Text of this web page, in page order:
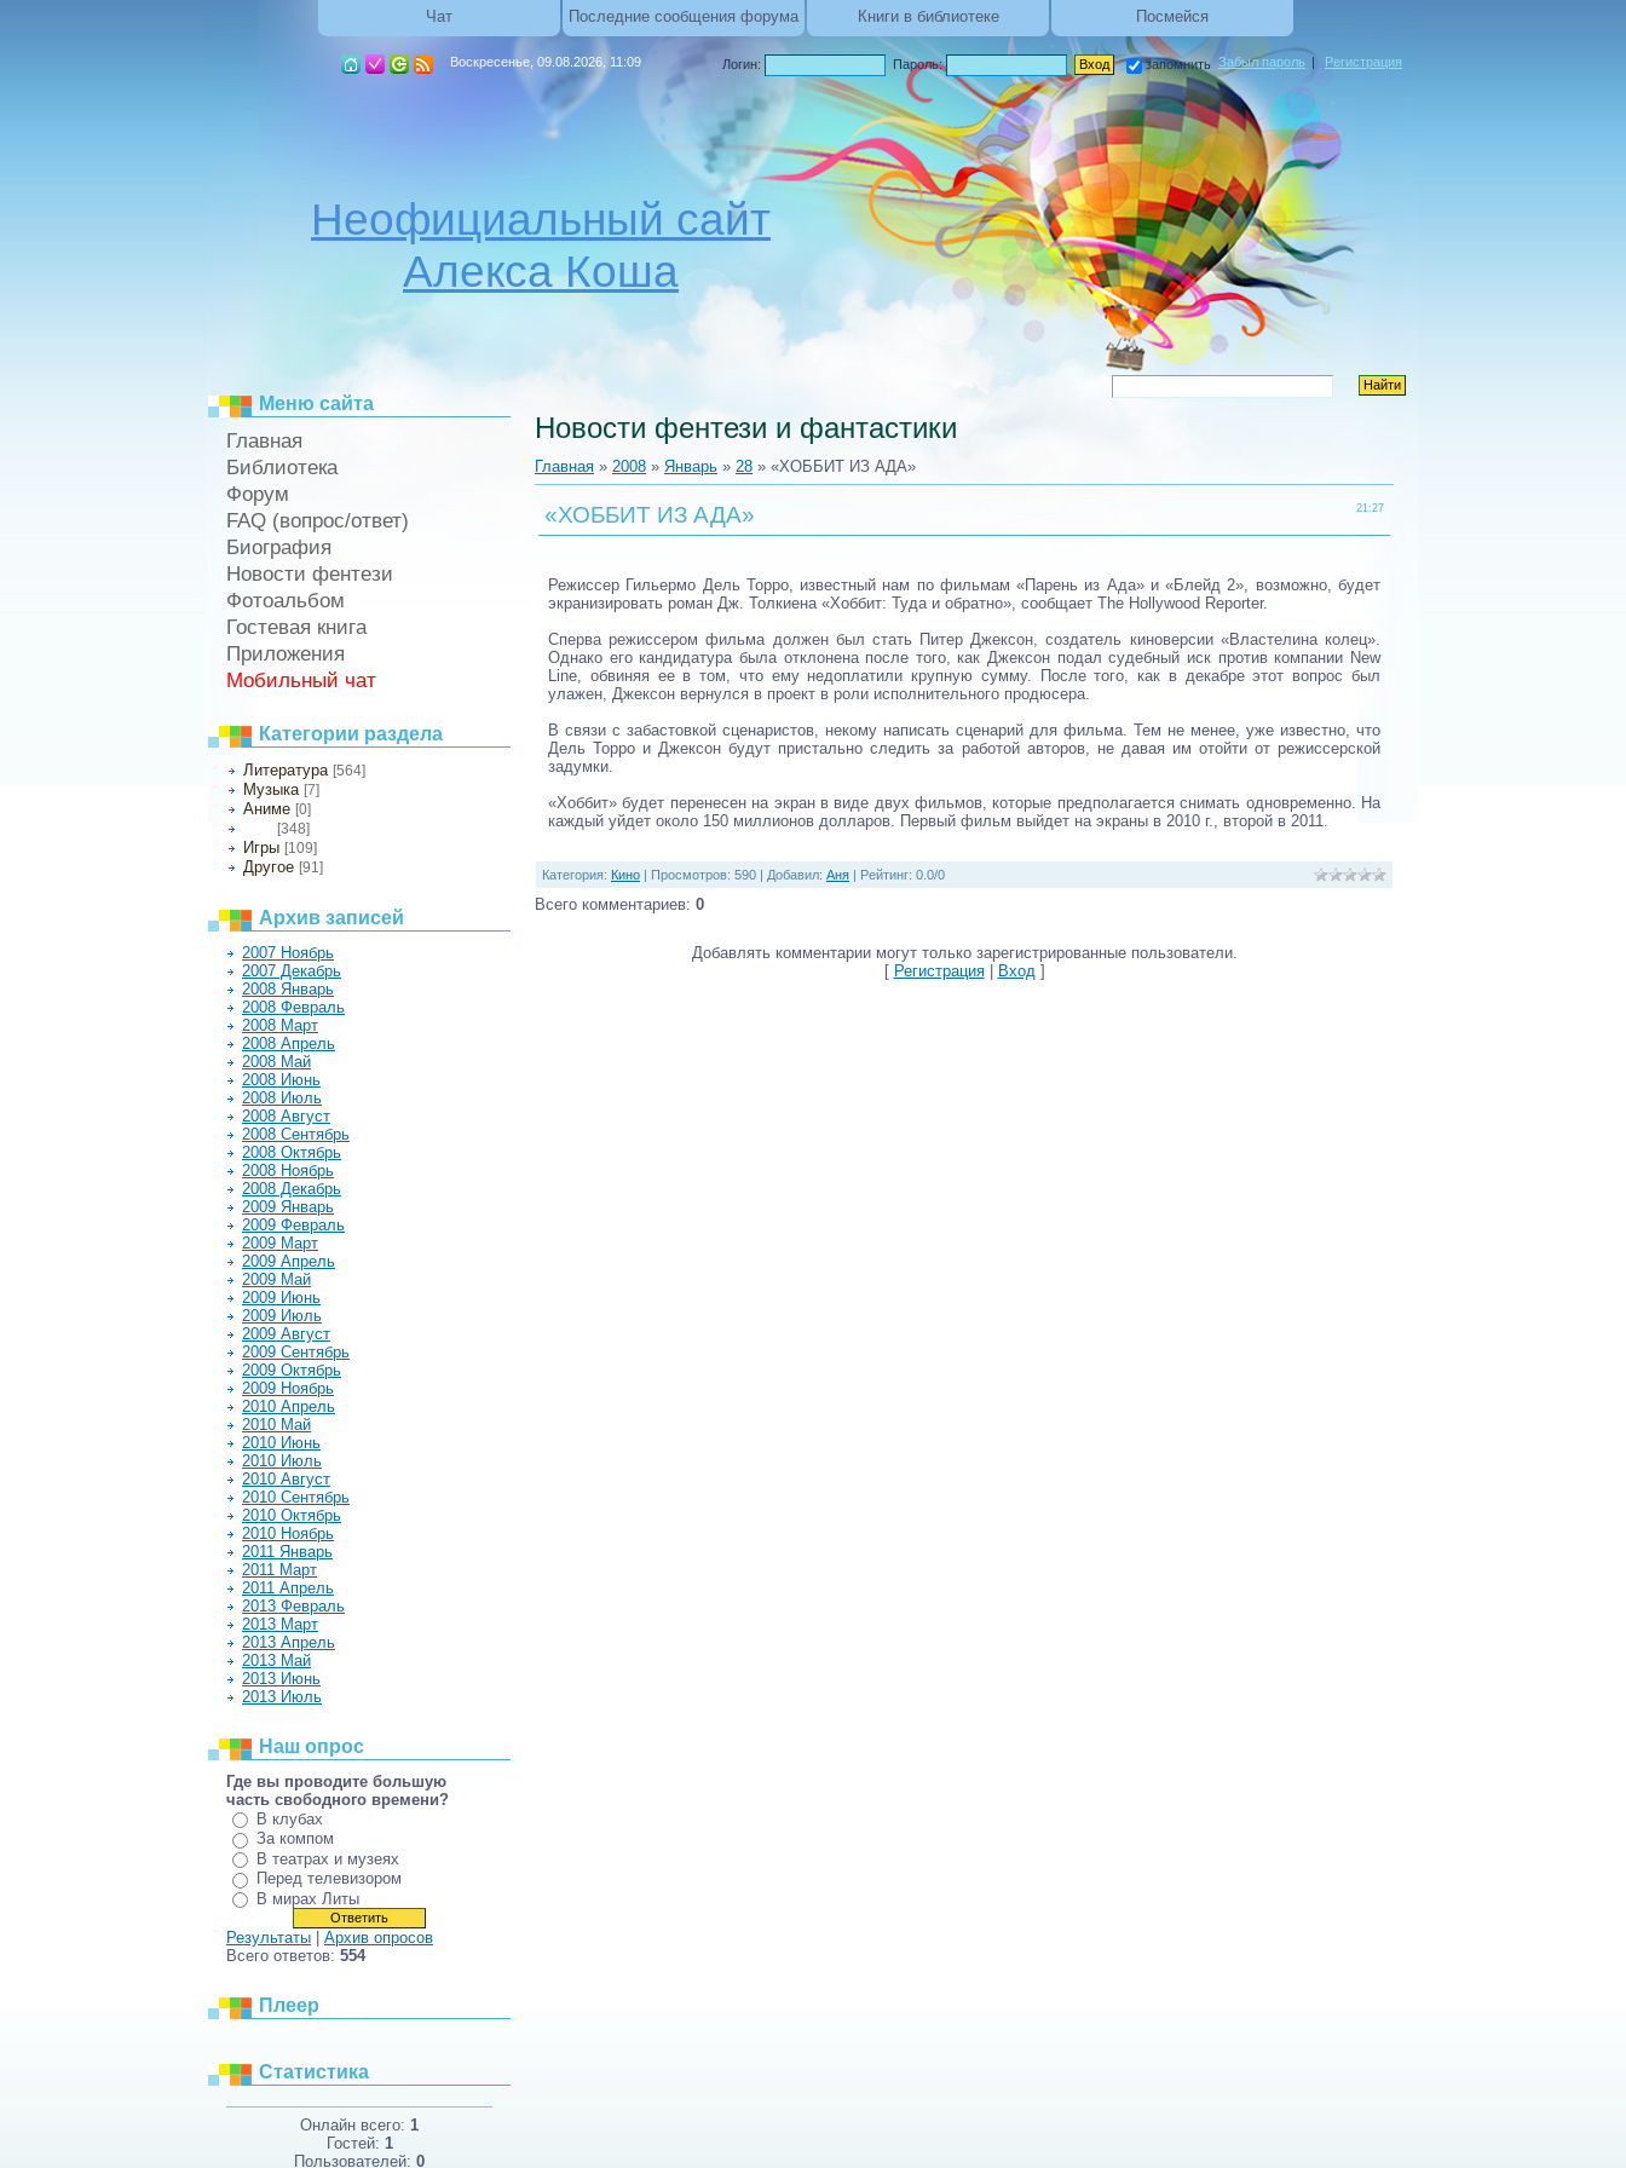
Чат Последние сообщения форума Книги в библиотеке Посмейся
Воскресенье, 09.08.2026, 11:09
Неофициальный сайт
Алекса Коша
Логин: Пароль: запомнить Забыл пароль | Регистрация
Меню сайта
Главная
Библиотека
Форум
FAQ (вопрос/ответ)
Биография
Новости фентези
Фотоальбом
Гостевая книга
Приложения
Мобильный чат
Категории раздела
Литература [564]
Музыка [7]
Аниме [0]
[348]
Игры [109]
Другое [91]
Архив записей
2007 Ноябрь
2007 Декабрь
2008 Январь
2008 Февраль
2008 Март
2008 Апрель
2008 Май
2008 Июнь
2008 Июль
2008 Август
2008 Сентябрь
2008 Октябрь
2008 Ноябрь
2008 Декабрь
2009 Январь
2009 Февраль
2009 Март
2009 Апрель
2009 Май
2009 Июнь
2009 Июль
2009 Август
2009 Сентябрь
2009 Октябрь
2009 Ноябрь
2010 Апрель
2010 Май
2010 Июнь
2010 Июль
2010 Август
2010 Сентябрь
2010 Октябрь
2010 Ноябрь
2011 Январь
2011 Март
2011 Апрель
2013 Февраль
2013 Март
2013 Апрель
2013 Май
2013 Июнь
2013 Июль
Наш опрос
Где вы проводите большую
часть свободного времени?
В клубах
За компом
В театрах и музеях
Перед телевизором
В мирах Литы
Результаты
Архив опросов
Всего ответов: 554
Плеер
Статистика
Онлайн всего: 1
Гостей: 1
Пользователей: 0
Новости фентези и фантастики
Главная » 2008 » Январь » 28 » «ХОББИТ ИЗ АДА»
21:27
«ХОББИТ ИЗ АДА»
Режиссер Гильермо Дель Торро, известный нам по фильмам «Парень из Ада» и «Блейд 2», возможно, будет
экранизировать роман Дж. Толкиена «Хоббит: Туда и обратно», сообщает The Hollywood Reporter.
Сперва режиссером фильма должен был стать Питер Джексон, создатель киноверсии «Властелина колец».
Однако его кандидатура была отклонена после того, как Джексон подал судебный иск против компании New
Line, обвиняя ее в том, что ему недоплатили крупную сумму. После того, как в декабре этот вопрос был
улажен, Джексон вернулся в проект в роли исполнительного продюсера.
В связи с забастовкой сценаристов, некому написать сценарий для фильма. Тем не менее, уже известно, что
Дель Торро и Джексон будут пристально следить за работой авторов, не давая им отойти от режиссерской
задумки.
«Хоббит» будет перенесен на экран в виде двух фильмов, которые предполагается снимать одновременно. На
каждый уйдет около 150 миллионов долларов. Первый фильм выйдет на экраны в 2010 г., второй в 2011.
Категория: Кино Просмотров: 590 | Добавил: Аня Рейтинг: 0.0/0
Всего комментариев: 0
Добавлять комментарии могут только зарегистрированные пользователи.
[ Регистрация| Вход]